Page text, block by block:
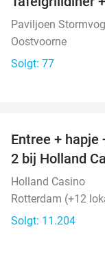
Paviljoen
Oostvoorne
Solgt: 77
Entree +
2 bij Holland
Holland Casino
Rotterdam (+12
Solgt: 11.204